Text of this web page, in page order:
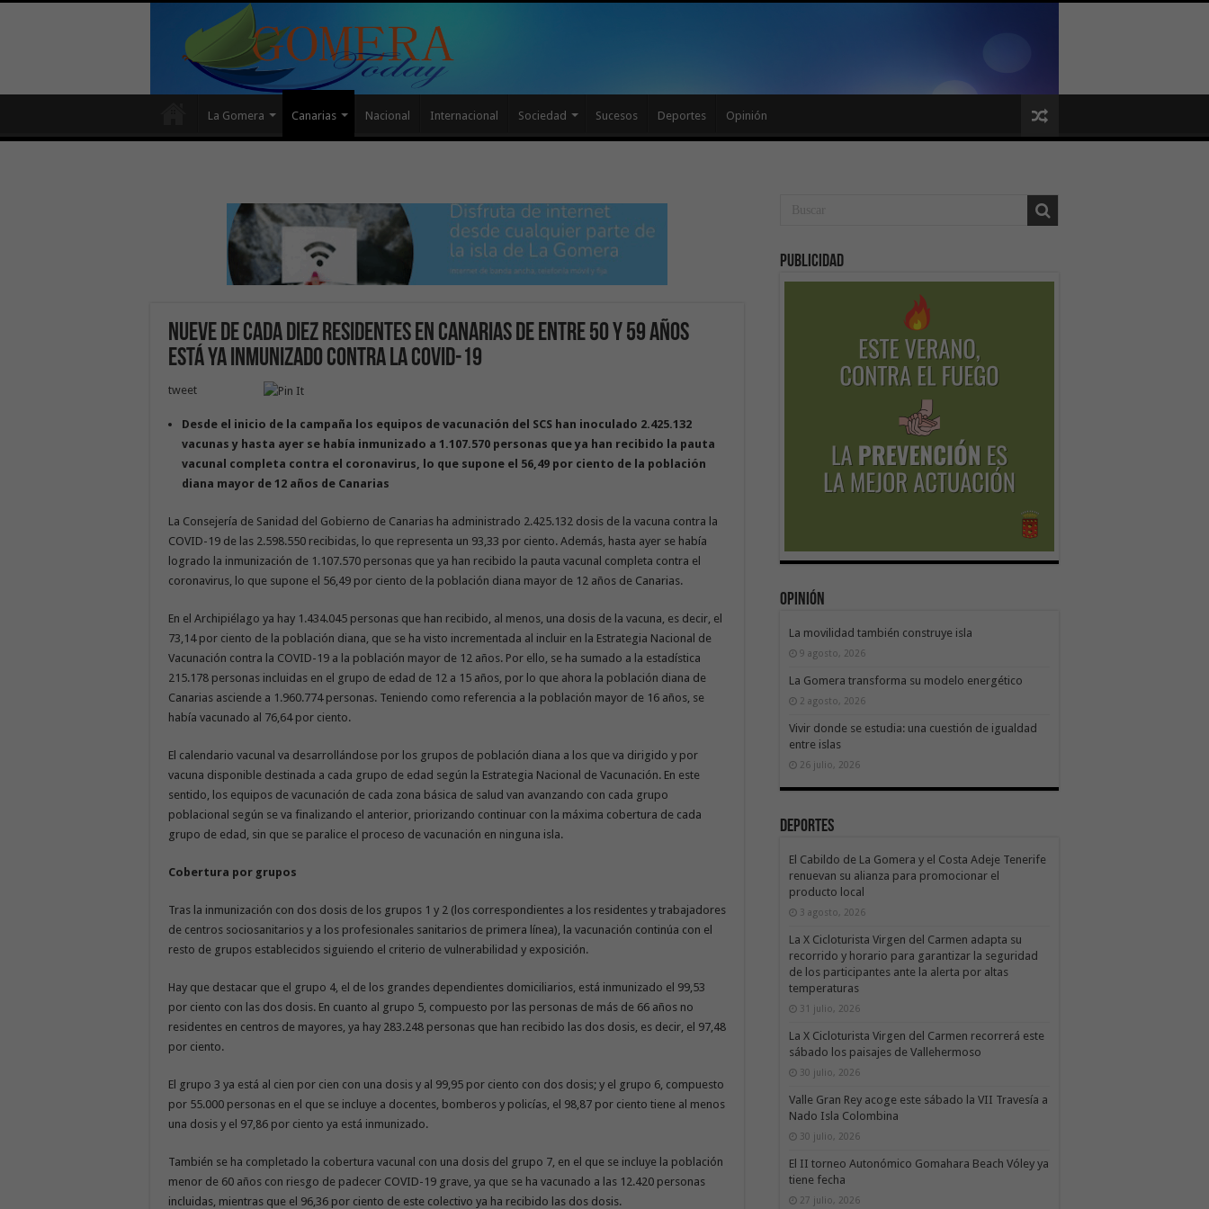
La Gomera Canarias Nacional Internacional Sociedad Sucesos Deportes Opinión
Nueve de cada diez residentes en Canarias de entre 50 y 59 años
está ya inmunizado contra la COVID-19
tweet
Desde el inicio de la campaña los equipos de vacunación del SCS han inoculado 2.425.132
vacunas y hasta ayer se había inmunizado a 1.107.570 personas que ya han recibido la pauta
vacunal completa contra el coronavirus, lo que supone el 56,49 por ciento de la población
diana mayor de 12 años de Canarias
La Consejería de Sanidad del Gobierno de Canarias ha administrado 2.425.132 dosis de la vacuna contra la
COVID-19 de las 2.598.550 recibidas, lo que representa un 93,33 por ciento. Además, hasta ayer se había
logrado la inmunización de 1.107.570 personas que ya han recibido la pauta vacunal completa contra el
coronavirus, lo que supone el 56,49 por ciento de la población diana mayor de 12 años de Canarias.
En el Archipiélago ya hay 1.434.045 personas que han recibido, al menos, una dosis de la vacuna, es decir, el
73,14 por ciento de la población diana, que se ha visto incrementada al incluir en la Estrategia Nacional de
Vacunación contra la COVID-19 a la población mayor de 12 años. Por ello, se ha sumado a la estadística
215.178 personas incluidas en el grupo de edad de 12 a 15 años, por lo que ahora la población diana de
Canarias asciende a 1.960.774 personas. Teniendo como referencia a la población mayor de 16 años, se
había vacunado al 76,64 por ciento.
El calendario vacunal va desarrollándose por los grupos de población diana a los que va dirigido y por
vacuna disponible destinada a cada grupo de edad según la Estrategia Nacional de Vacunación. En este
sentido, los equipos de vacunación de cada zona básica de salud van avanzando con cada grupo
poblacional según se va finalizando el anterior, priorizando continuar con la máxima cobertura de cada
grupo de edad, sin que se paralice el proceso de vacunación en ninguna isla.
Cobertura por grupos
Tras la inmunización con dos dosis de los grupos 1 y 2 (los correspondientes a los residentes y trabajadores
de centros sociosanitarios y a los profesionales sanitarios de primera línea), la vacunación continúa con el
resto de grupos establecidos siguiendo el criterio de vulnerabilidad y exposición.
Hay que destacar que el grupo 4, el de los grandes dependientes domiciliarios, está inmunizado el 99,53
por ciento con las dos dosis. En cuanto al grupo 5, compuesto por las personas de más de 66 años no
residentes en centros de mayores, ya hay 283.248 personas que han recibido las dos dosis, es decir, el 97,48
por ciento.
El grupo 3 ya está al cien por cien con una dosis y al 99,95 por ciento con dos dosis; y el grupo 6, compuesto
por 55.000 personas en el que se incluye a docentes, bomberos y policías, el 98,87 por ciento tiene al menos
una dosis y el 97,86 por ciento ya está inmunizado.
También se ha completado la cobertura vacunal con una dosis del grupo 7, en el que se incluye la población
menor de 60 años con riesgo de padecer COVID-19 grave, ya que se ha vacunado a las 12.420 personas
incluidas, mientras que el 96,36 por ciento de este colectivo ya ha recibido las dos dosis.
Publicidad
Opinión
La movilidad también construye isla
9 agosto, 2026
La Gomera transforma su modelo energético
2 agosto, 2026
Vivir donde se estudia: una cuestión de igualdad
entre islas
26 julio, 2026
Deportes
El Cabildo de La Gomera y el Costa Adeje Tenerife
renuevan su alianza para promocionar el
producto local
3 agosto, 2026
La X Cicloturista Virgen del Carmen adapta su
recorrido y horario para garantizar la seguridad
de los participantes ante la alerta por altas
temperaturas
31 julio, 2026
La X Cicloturista Virgen del Carmen recorrerá este
sábado los paisajes de Vallehermoso
30 julio, 2026
Valle Gran Rey acoge este sábado la VII Travesía a
Nado Isla Colombina
30 julio, 2026
El II torneo Autonómico Gomahara Beach Vóley ya
tiene fecha
27 julio, 2026